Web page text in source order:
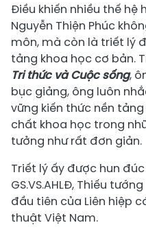
Điều khiến nhiều thế hệ
Nguyễn Thiện Phúc
môn, mà còn là triết lý
tảng khoa học cơ bản.
Tri thức và Cuộc sống,
bục giảng, ông luôn
vững kiến thức nền
chất khoa học trong
tưởng như rất đơn giản.
Triết lý ấy được hun
GS.VS.AHLĐ, Thiếu
đầu tiên của Liên hiệp
thuật Việt Nam.